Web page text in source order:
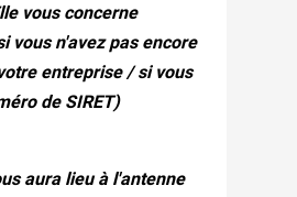
vous concerne
vous n'avez pas encore
entreprise / si vous
de SIRET)
aura lieu à l'antenne